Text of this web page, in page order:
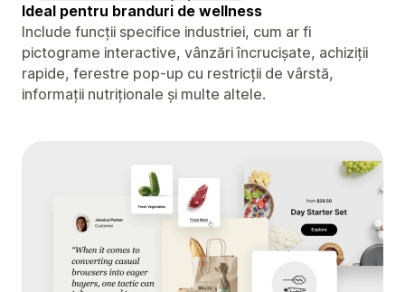
Ideal pentru branduri de wellness
Include funcții specifice industriei, cum ar fi
pictograme interactive, vânzări încrucișate, achiziții
rapide, ferestre pop-up cu restricții de vârstă,
informații nutriționale și multe altele.